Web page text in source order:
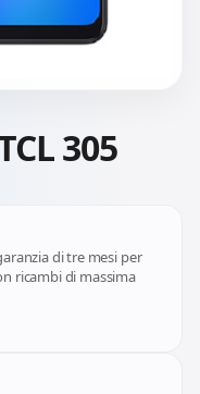
305
di tre mesi per
ricambi di massima